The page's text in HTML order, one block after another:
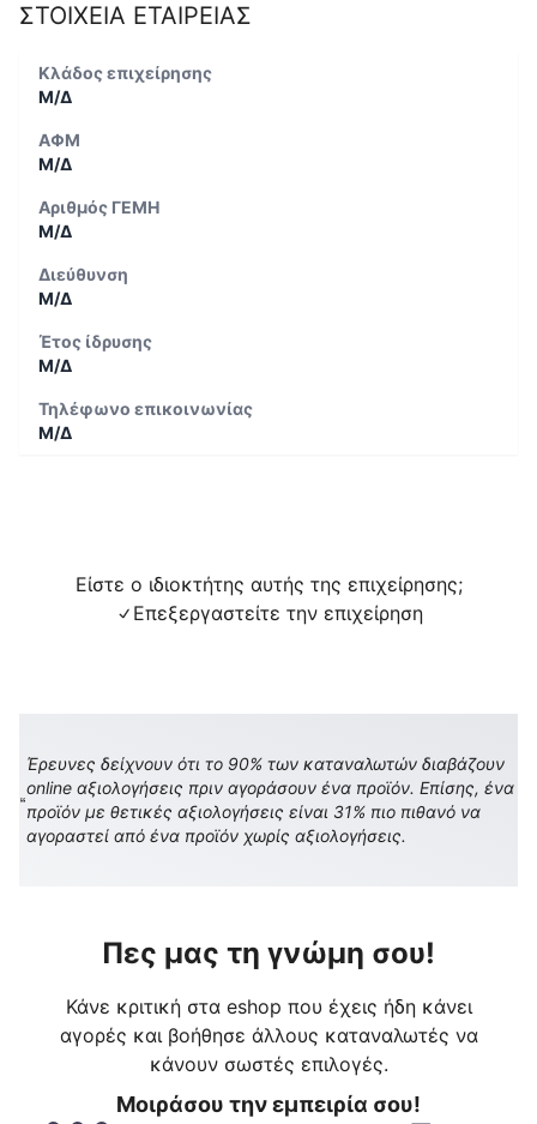
ΣΤΟΙΧΕΙΑ ΕΤΑΙΡΕΙΑΣ
Κλάδος επιχείρησης
Μ/Δ
ΑΦΜ
Μ/Δ
Αριθμός ΓΕΜΗ
Μ/Δ
Διεύθυνση
Μ/Δ
Έτος ίδρυσης
Μ/Δ
Τηλέφωνο επικοινωνίας
Μ/Δ
Είστε ο ιδιοκτήτης αυτής της επιχείρησης;
Επεξεργαστείτε την επιχείρηση
Έρευνες δείχνουν ότι το 90% των καταναλωτών διαβάζουν
online αξιολογήσεις πριν αγοράσουν ένα προϊόν. Επίσης, ένα
προϊόν με θετικές αξιολογήσεις είναι 31% πιο πιθανό να
αγοραστεί από ένα προϊόν χωρίς αξιολογήσεις.
Πες μας τη γνώμη σου!
Κάνε κριτική στα eshop που έχεις ήδη κάνει
αγορές και βοήθησε άλλους καταναλωτές να
κάνουν σωστές επιλογές.
Μοιράσου την εμπειρία σου!